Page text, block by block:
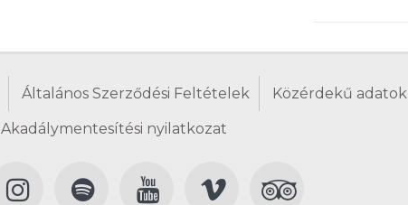
Általános Szerződési Feltételek Közérdekű adatok
Akadálymentesítési nyilatkozat